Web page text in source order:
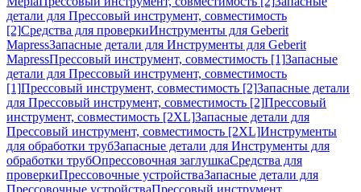
детали для Прессовый инструмент, совместимость
[2]Средства для проверкиИнструменты для Geberit
MapressЗапасные детали для Инструменты для Geberit
MapressПрессовый инструмент, совместимость [1]Запасные
детали для Прессовый инструмент, совместимость
[1]Прессовый инструмент, совместимость [2]Запасные детали
для Прессовый инструмент, совместимость [2]Прессовый
инструмент, совместимость [2XL]Запасные детали для
Прессовый инструмент, совместимость [2XL]Инструменты
для обработки трубЗапасные детали для Инструменты для
обработки трубОпрессовочная заглушкаСредства для
проверкиПрессовочные устройстваЗапасные детали для
Прессовочные устройстваПрессовый инструмент,